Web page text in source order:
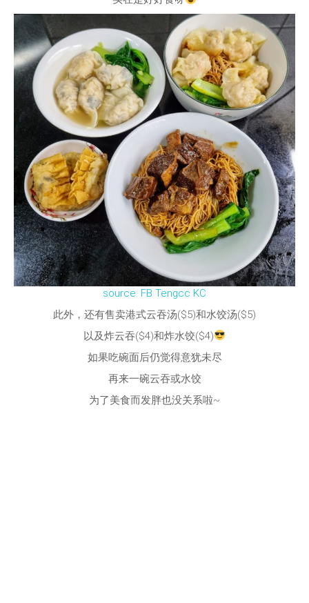
source: FB Tengcc KC
此外，还有售卖港式云吞汤($5)和水饺汤($5)
以及炸云吞($4)和炸水饺($4)
如果吃碗面后仍觉得意犹未尽
再来一碗云吞或水饺
为了美食而发胖也没关系啦~